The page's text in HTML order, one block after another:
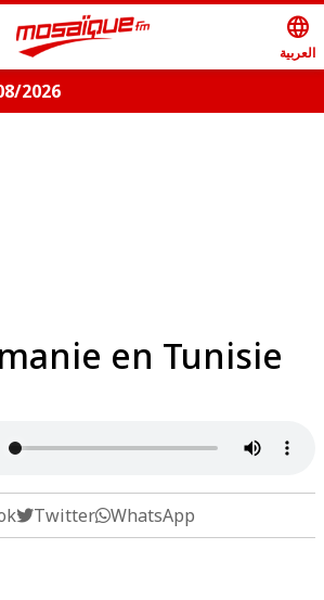
language
العربية
2026
en Tunisie
Twitter WhatsApp